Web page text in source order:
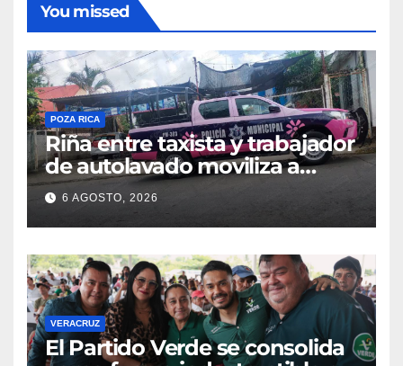
You missed
POZA RICA
Riña entre taxista y trabajador
de autolavado moviliza a
policías en Poza Rica
6 AGOSTO, 2026
VERACRUZ
​El Partido Verde se consolida